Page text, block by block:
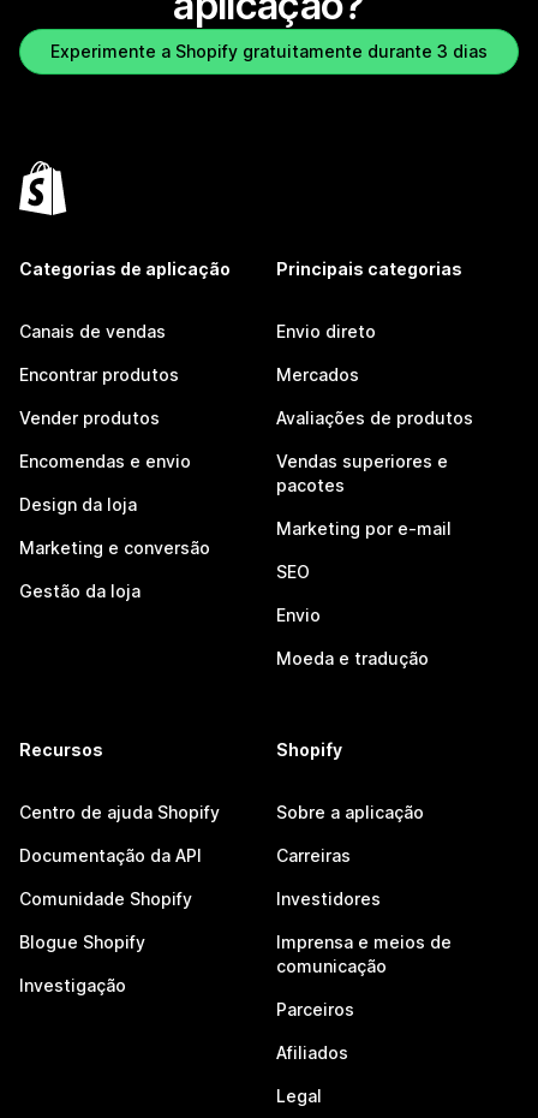
Experimente a Shopify gratuitamente durante 3 dias
Categorias de aplicação
Canais de vendas
Encontrar produtos
Vender produtos
Encomendas e envio
Design da loja
Marketing e conversão
Gestão da loja
Principais categorias
Envio direto
Mercados
Avaliações de produtos
Vendas superiores e
pacotes
Marketing por e-mail
SEO
Envio
Moeda e tradução
Recursos
Centro de ajuda Shopify
Documentação da API
Comunidade Shopify
Blogue Shopify
Investigação
Shopify
Sobre a aplicação
Carreiras
Investidores
Imprensa e meios de
comunicação
Parceiros
Afiliados
Legal